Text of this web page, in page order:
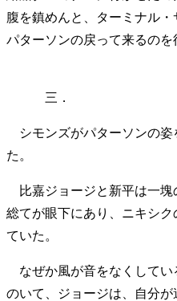
腹を鎮めんと、ターミナル・
パターソンの戻って来るのを
三．
シモンズがパターソンの姿
た。
比嘉ジョージと新平は一塊
総てが眼下にあり、ニキシ
ていた。
なぜか風が音をなくしてい
のいて、ジョージは、自分